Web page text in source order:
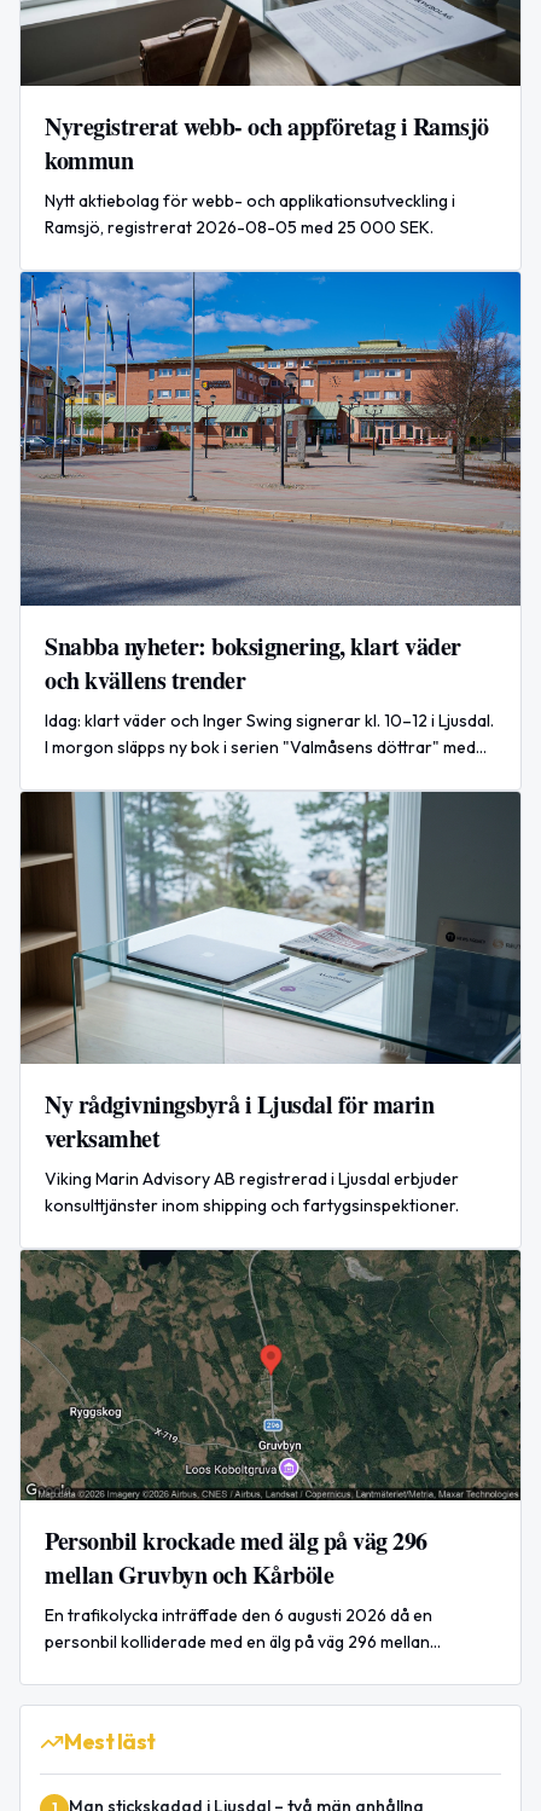
Nyregistrerat webb- och appföretag i Ramsjö
kommun
Nytt aktiebolag för webb- och applikationsutveckling i
Ramsjö, registrerat 2026-08-05 med 25 000 SEK.
Snabba nyheter: boksignering, klart väder
och kvällens trender
Idag: klart väder och Inger Swing signerar kl. 10–12 i Ljusdal.
I morgon släpps ny bok i serien "Valmåsens döttrar" med
Ny rådgivningsbyrå i Ljusdal för marin
verksamhet
Viking Marin Advisory AB registrerad i Ljusdal erbjuder
konsulttjänster inom shipping och fartygsinspektioner.
Personbil krockade med älg på väg 296
mellan Gruvbyn och Kårböle
En trafikolycka inträffade den 6 augusti 2026 då en
personbil kolliderade med en älg på väg 296 mellan
Mest läst
Man stickskadad i Ljusdal – två män anhållna